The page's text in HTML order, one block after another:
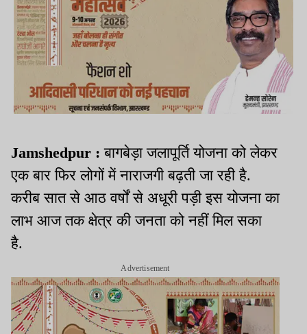
Jamshedpur :बागबेड़ा जलापूर्ति योजना को लेकर
एक बार फिर लोगों में नाराजगी बढ़ती जा रही है.
करीब सात से आठ वर्षों से अधूरी पड़ी इस योजना का
लाभ आज तक क्षेत्र की जनता को नहीं मिल सका
है.
Advertisement